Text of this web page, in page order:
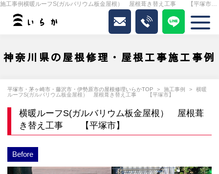
施工事例横暖ルーフS(ガルバリウム板金屋根） 屋根葺き替え工事 【平塚市】｜いらか
神奈川県の屋根修理・屋根工事施工事例
平塚市・茅ヶ崎市・藤沢市・伊勢原市の屋根修理いらかTOP 施工事例
横暖
ルーフS(ガルバリウム板金屋根） 屋根葺き替え工事 【平塚市】
横暖ルーフS(ガルバリウム板金屋根） 屋根葺
き替え工事 【平塚市】
Before